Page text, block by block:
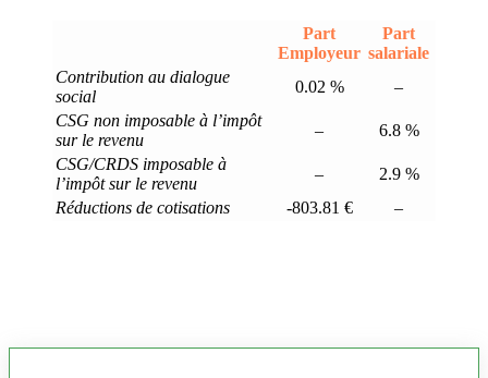
Part
Employeur
Part
salariale
Contribution au dialogue
social
0.02 %
–
CSG non imposable à l’impôt
sur le revenu
–
6.8 %
CSG/CRDS imposable à
l’impôt sur le revenu
–
2.9 %
Réductions de cotisations
-803.81 € –